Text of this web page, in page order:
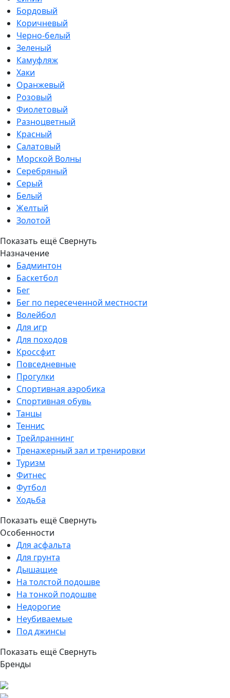
Бордовый
Коричневый
Черно-белый
Зеленый
Камуфляж
Хаки
Оранжевый
Розовый
Фиолетовый
Разноцветный
Красный
Салатовый
Морской Волны
Серебряный
Серый
Белый
Желтый
Золотой
Показать ещё Свернуть
Назначение
Бадминтон
Баскетбол
Бег
Бег по пересеченной местности
Волейбол
Для игр
Для походов
Кроссфит
Повседневные
Прогулки
Спортивная аэробика
Спортивная обувь
Танцы
Теннис
Трейлраннинг
Тренажерный зал и тренировки
Туризм
Фитнес
Футбол
Ходьба
Показать ещё Свернуть
Особенности
Для асфальта
Для грунта
Дышащие
На толстой подошве
На тонкой подошве
Недорогие
Неубиваемые
Под джинсы
Показать ещё Свернуть
Бренды